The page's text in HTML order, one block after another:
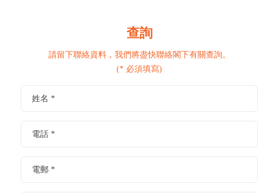
查詢
請留下聯絡資料，我們將盡快聯絡閣下有關查詢。
(* 必須填寫)